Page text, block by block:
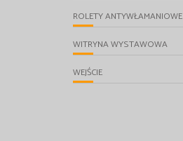
ROLETY ANTYWŁAMANIOWE
WITRYNA WYSTAWOWA
WEJŚCIE